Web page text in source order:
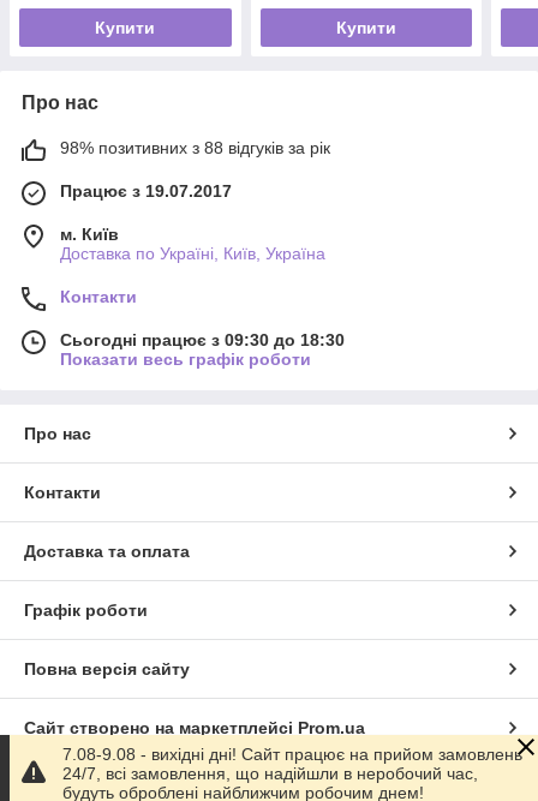
Купити Купити
Про нас
98% позитивних з 88 відгуків за рік
Працює з 19.07.2017
м. Київ
Доставка по Україні, Київ, Україна
Контакти
Сьогодні працює з 09:30 до 18:30
Показати весь графік роботи
Про нас
Контакти
Доставка та оплата
Графік роботи
Повна версія сайту
Сайт створено на маркетплейсі Prom.ua
Політика конфіденційності
7.08-9.08 - вихідні дні! Сайт працює на прийом замовлень
24/7, всі замовлення, що надійшли в неробочий час,
будуть оброблені найближчим робочим днем!